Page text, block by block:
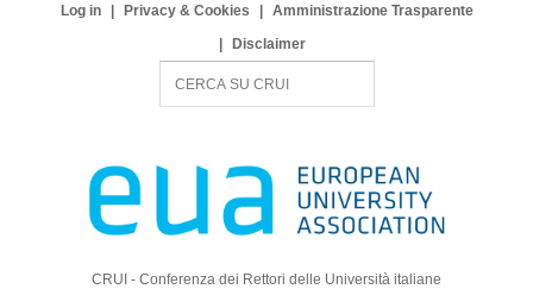
Log in Privacy & Cookies
Amministrazione Trasparente
Disclaimer
c
CRUI - Conferenza dei Rettori delle Università italiane